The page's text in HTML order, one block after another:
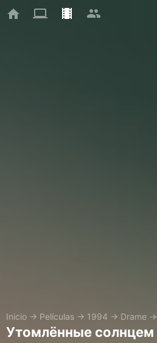
Inicio → Películas → 1994 → Drame →
Утомлённые солнцем